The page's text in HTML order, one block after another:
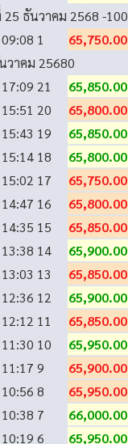
ธันวาคม 2568 -100
1 65,750.00
าคม 25680
21 65,850.00
20 65,800.00
19 65,850.00
18 65,800.00
17 65,750.00
16 65,800.00
15 65,850.00
14 65,900.00
13 65,850.00
12 65,900.00
11 65,850.00
10 65,950.00
9 65,900.00
8 65,950.00
7 66,000.00
6 65,950.00